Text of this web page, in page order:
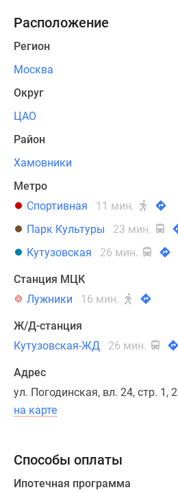
«Фрунзенская»,
«Лужники»
и
2
живописных
в
15
минутах
–
«Усадьба
Трубецких»
сквер
Девичьего
Быстро
выехать
Садовому
кольцу
и
города
можно
Расположение
Регион
Москва
Округ
ЦАО
Район
Хамовники
Метро
Спортивная
11 мин.
Парк Культуры
23 мин.
Кутузовская
26 мин.
Станция МЦК
Лужники
16 мин.
Ж/Д-станция
Кутузовская-ЖД
26 мин.
Адрес
ул. Погодинская, вл. 24, стр. 1, 2
на карте
Способы оплаты
Ипотечная программа